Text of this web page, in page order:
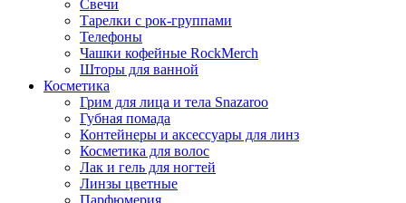
Свечи
Тарелки с рок-группами
Телефоны
Чашки кофейные RockMerch
Шторы для ванной
Косметика
Грим для лица и тела Snazaroo
Губная помада
Контейнеры и аксессуары для линз
Косметика для волос
Лак и гель для ногтей
Линзы цветные
Парфюмерия